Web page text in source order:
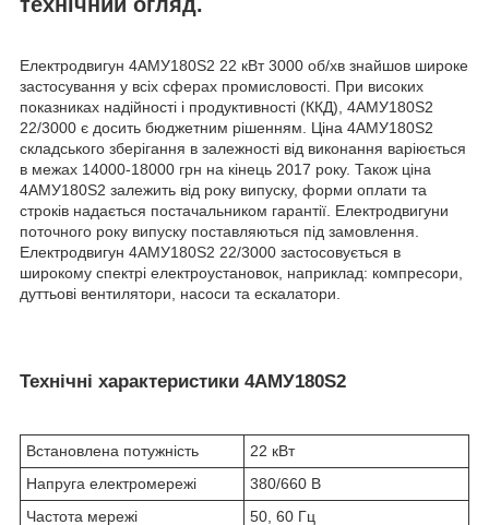
Електродвигун 4АМУ180Ѕ2 22 кВт 3000 об/хв знайшов широке
застосування у всіх сферах промисловості. При високих
показниках надійності і продуктивності (ККД), 4АМУ180Ѕ2
22/3000 є досить бюджетним рішенням. Ціна 4АМУ180Ѕ2
складського зберігання в залежності від виконання варіюється
в межах 14000-18000 грн на кінець 2017 року. Також ціна
4АМУ180Ѕ2 залежить від року випуску, форми оплати та
строків надається постачальником гарантії. Електродвигуни
поточного року випуску поставляються під замовлення.
Електродвигун 4АМУ180Ѕ2 22/3000 застосовується в
широкому спектрі електроустановок, наприклад: компресори,
дуттьові вентилятори, насоси та ескалатори.
Технічні характеристики 4АМУ180Ѕ2
Встановлена потужність
22 кВт
Напруга електромережі
380/660 В
Частота мережі
50, 60 Гц